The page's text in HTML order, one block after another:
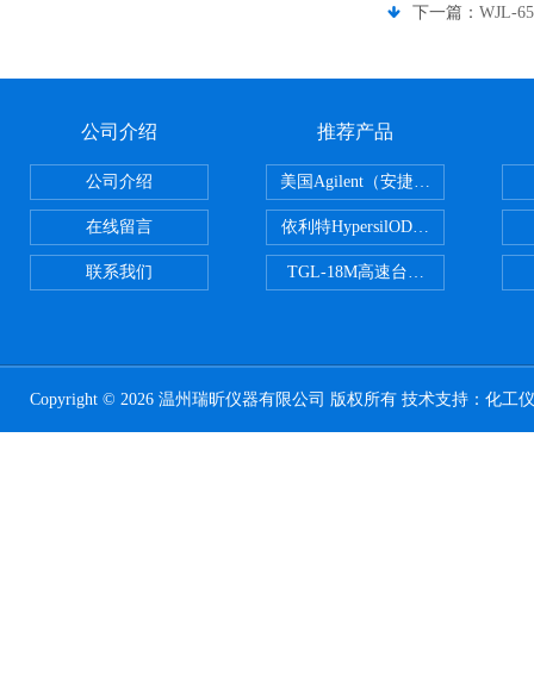
下一篇： WJL-
公司介绍
公司介绍
在线留言
联系我们
推荐产品
美国Agilent（安捷伦） PLOT色谱
依利特HypersilODS2/C18/C8/
TGL-18M高速台式冷冻离心机
Copyright © 2026 温州瑞昕仪器有限公司 版权所有 技术支持： 化工